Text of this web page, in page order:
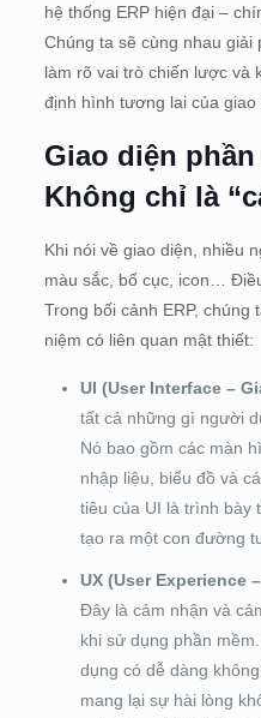
hệ thống ERP hiện đại –
Chúng ta sẽ cùng nhau giải
làm rõ vai trò chiến lược và
định hình tương lai của giao
Giao diện
Không chỉ là
Khi nói về giao diện, nhiều
màu sắc, bố cục, icon…
Trong bối cảnh ERP, chúng
niệm có liên quan mật thiết:
UI (User Interface –
tất cả những gì người
Nó bao gồm các màn
nhập liệu, biểu đồ và
tiêu của UI là trình bày
tạo ra một con đường
UX (User Experience
Đây là cảm nhận và
khi sử dụng phần
dụng có dễ dàng
mang lại sự hài lòng